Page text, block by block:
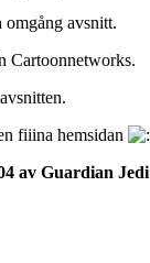
omgång avsnitt.
Cartoonnetworks.
fiiina hemsidan
av Guardian Jedi